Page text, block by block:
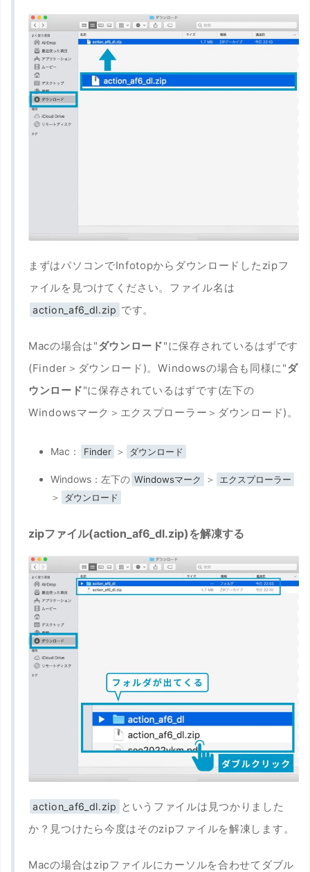
まずはパソコンでInfotopからダウンロードしたzipフ
ァイルを見つけてください。ファイル名は
action_af6_dl.zip です。
Macの場合は"ダウンロード"に保存されているはずです
(Finder＞ダウンロード)。Windowsの場合も同様に"ダ
ウンロード"に保存されているはずです(左下の
Windowsマーク＞エクスプローラー＞ダウンロード)。
Mac： Finder ＞ ダウンロード
Windows：左下の Windowsマーク ＞ エクスプローラー
＞ ダウンロード
zipファイル(action_af6_dl.zip)を解凍する
action_af6_dl.zip というファイルは見つかりました
か？見つけたら今度はそのzipファイルを解凍します。
Macの場合はzipファイルにカーソルを合わせてダブル